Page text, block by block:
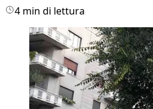
4 min di lettura